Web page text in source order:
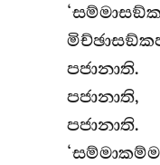
පජානාති.
පජානාති,